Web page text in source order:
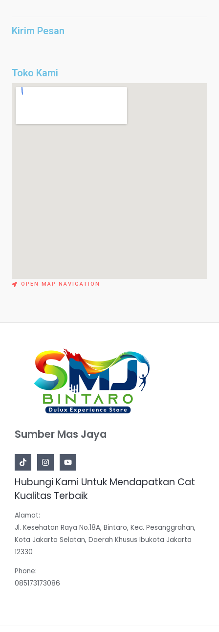
Kirim Pesan
Toko Kami
OPEN MAP NAVIGATION
Sumber Mas Jaya
Hubungi Kami Untuk Mendapatkan Cat
Kualitas Terbaik
Alamat:
Jl. Kesehatan Raya No.18A, Bintaro, Kec. Pesanggrahan,
Kota Jakarta Selatan, Daerah Khusus Ibukota Jakarta
12330
Phone:
085173173086